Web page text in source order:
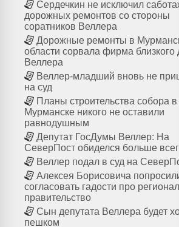
Сердечкин не исключил
дорожных ремонтов со стороны
соратников Веллера
Дорожные ремонты в
области сорвала фирма близкого
Веллера
Веллер-младший вновь не
на суд
Планы строительства собора в
Мурманске никого не оставили
равнодушным
Депутат ГосДумы Веллер: На
СеверПост обиделся больше
Веллер подал в суд на
Алексея Борисовича
согласовать гадости про
правительство
Сын депутата Веллера будет
пешком